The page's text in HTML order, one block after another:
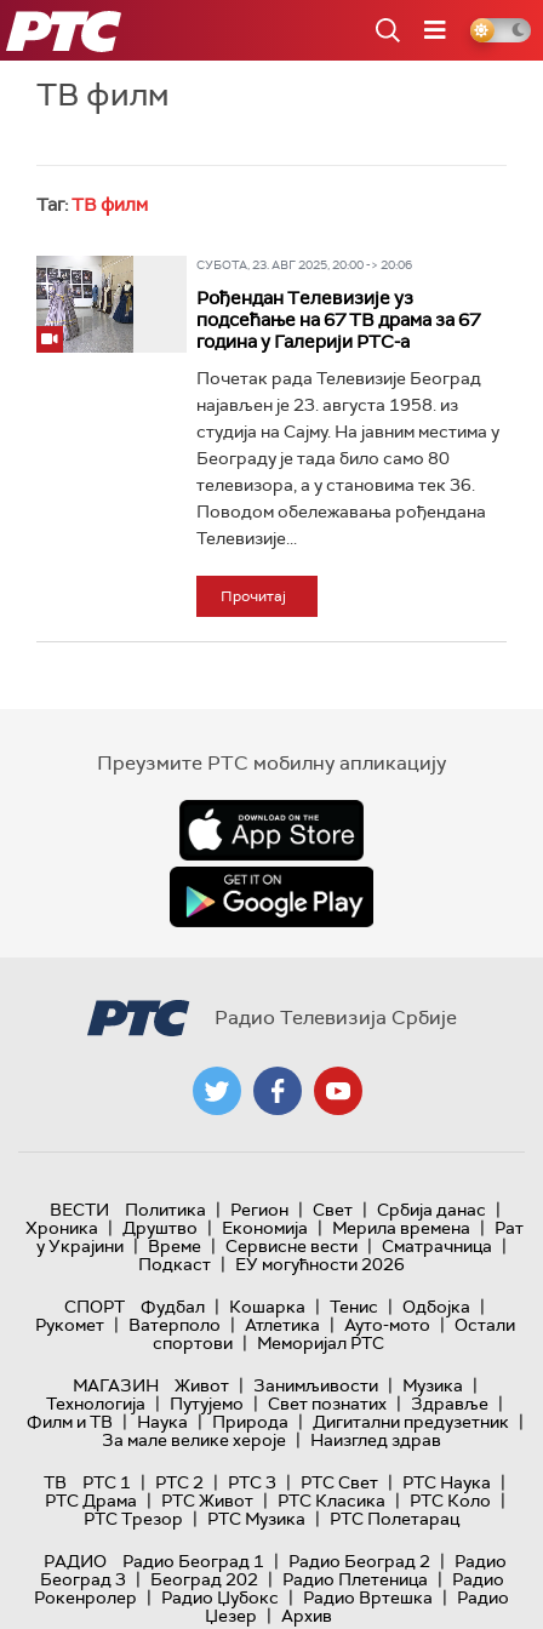
РТС
ТВ филм
Таг:ТВ филм
СУБОТА, 23. АВГ 2025, 20:00 -> 20:06
Рођендан Tелевизије уз
подсећање на 67 ТВ драма за 67
година у Галерији РТС-а
Почетак рада Телевизије Београд
најављен је 23. августа 1958. из
студија на Сајму. На јавним местима у
Београду је тада било само 80
телевизора, а у становима тек 36.
Поводом обележавања рођендана
Телевизије...
Прочитај
Преузмите РТС мобилну апликацију
Радио Телевизија Србије
ВЕСТИ Политика | Регион | Свет | Србија данас |
Хроника | Друштво | Економија | Мерила времена | Рат
у Украјини | Време | Сервисне вести | Сматрачница |
Подкаст | ЕУ могућности 2026
СПОРТ
Фудбал | Кошарка | Тенис | Одбојка |
Рукомет | Ватерполо | Атлетика | Ауто-мото | Остали
спортови | Меморијал РТС
МАГАЗИН
Живот | Занимљивости | Музика |
Технологијa | Путујемо | Свет познатих | Здравље |
Филм и ТВ | Наука | Природа | Дигитални предузетник |
За мале велике хероје | Наизглед здрав
ТВ
РТС 1 | РТС 2 | РТС 3 | РТС Свет | РТС Наука |
РТС Драма | РТС Живот | РТС Класика | РТС Коло |
РТС Трезор | РТС Музика | РТС Полетарац
РАДИО
Радио Београд 1 | Радио Београд 2 | Радио
Београд 3 | Београд 202 | Радио Плетеница | Радио
Рокенролер | Радио Џубокс | Радио Вртешка | Радио
Џезер | Архив